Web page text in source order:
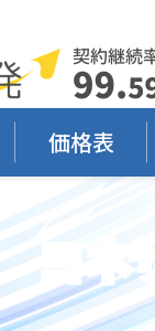
価格表
ヨ